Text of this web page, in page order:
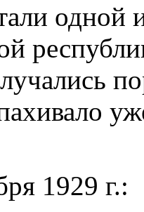
одной
1929 г.: